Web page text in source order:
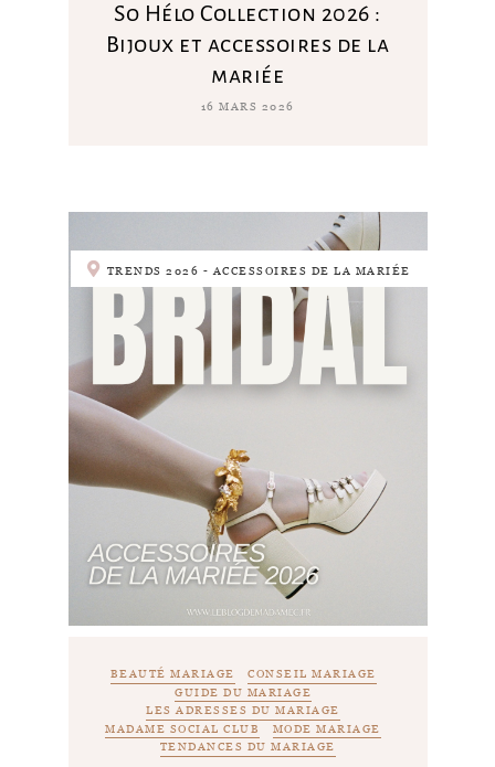
So Hélo Collection 2026 :
Bijoux et accessoires de la
mariée
16 MARS 2026
TRENDS 2026 - ACCESSOIRES DE LA MARIÉE
BEAUTÉ MARIAGE
CONSEIL MARIAGE
GUIDE DU MARIAGE
LES ADRESSES DU MARIAGE
MADAME SOCIAL CLUB
MODE MARIAGE
TENDANCES DU MARIAGE